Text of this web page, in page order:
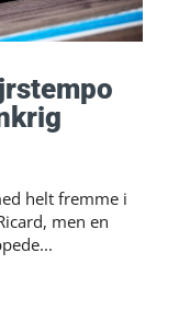
helt fremme i
men en